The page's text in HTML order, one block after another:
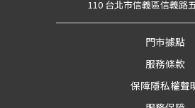
110 台北市信義區信義路
門市據點
服務條款
保障隱私權聲